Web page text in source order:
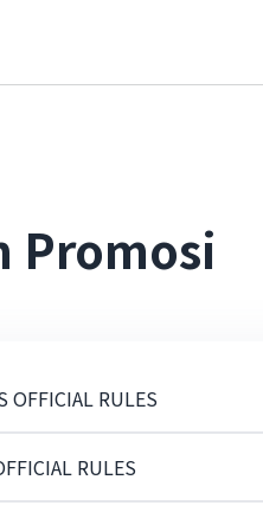
Promosi
OFFICIAL RULES
RULES